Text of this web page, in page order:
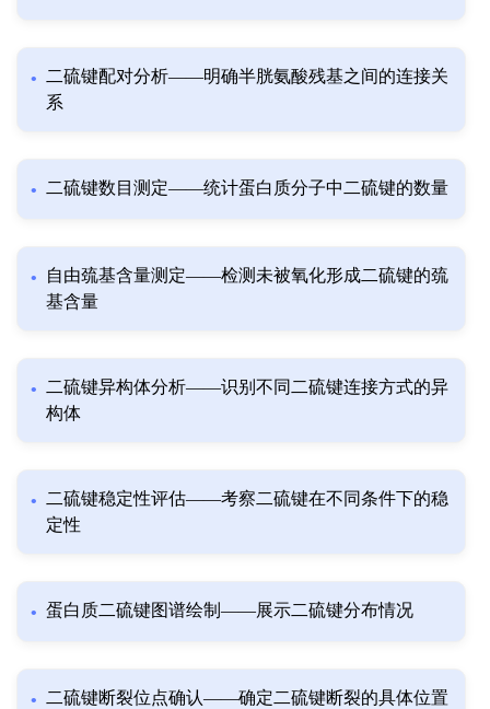
二硫键配对分析——明确半胱氨酸残基之间的连接关
系
二硫键数目测定——统计蛋白质分子中二硫键的数量
自由巯基含量测定——检测未被氧化形成二硫键的巯
基含量
二硫键异构体分析——识别不同二硫键连接方式的异
构体
二硫键稳定性评估——考察二硫键在不同条件下的稳
定性
蛋白质二硫键图谱绘制——展示二硫键分布情况
二硫键断裂位点确认——确定二硫键断裂的具体位置